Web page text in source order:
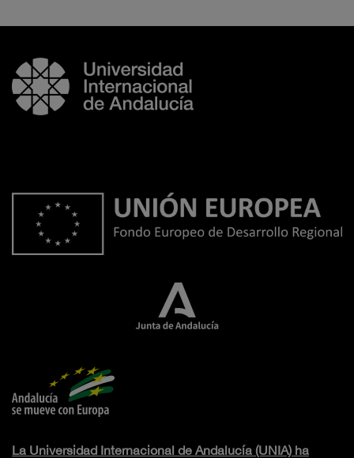
La Universidad Internacional de Andalucía (UNIA) ha